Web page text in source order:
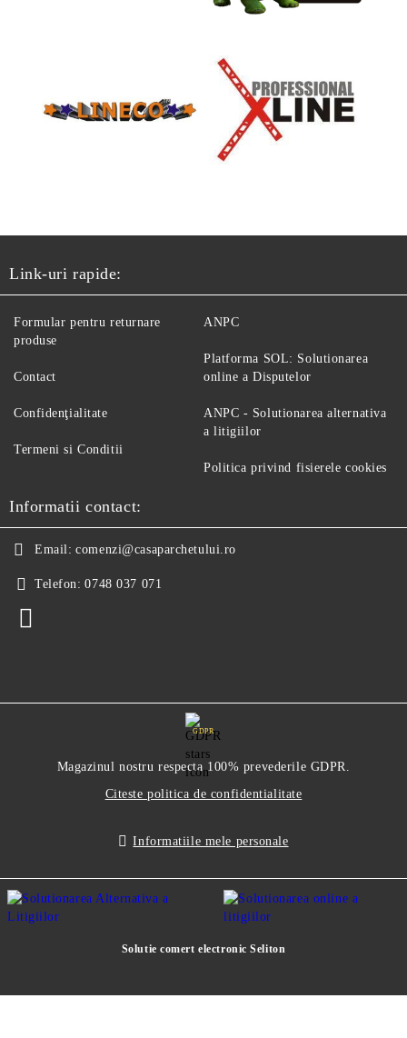
Link-uri rapide:
Formular pentru returnare
produse
Contact
Confidenţialitate
Termeni si Conditii
ANPC
Platforma SOL: Solutionarea
online a Disputelor
ANPC - Solutionarea alternativa
a litigiilor
Politica privind fisierele cookies
Informatii contact:
Email: comenzi@casaparchetului.ro
Telefon: 0748 037 071
GDPR
Magazinul nostru respecta 100% prevederile GDPR.
Citeste politica de confidentialitate
Informatiile mele personale
Solutie comert electronic Seliton